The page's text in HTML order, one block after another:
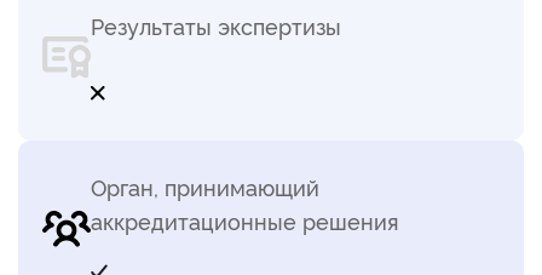
Результаты экспертизы
Орган, принимающий
аккредитационные решения